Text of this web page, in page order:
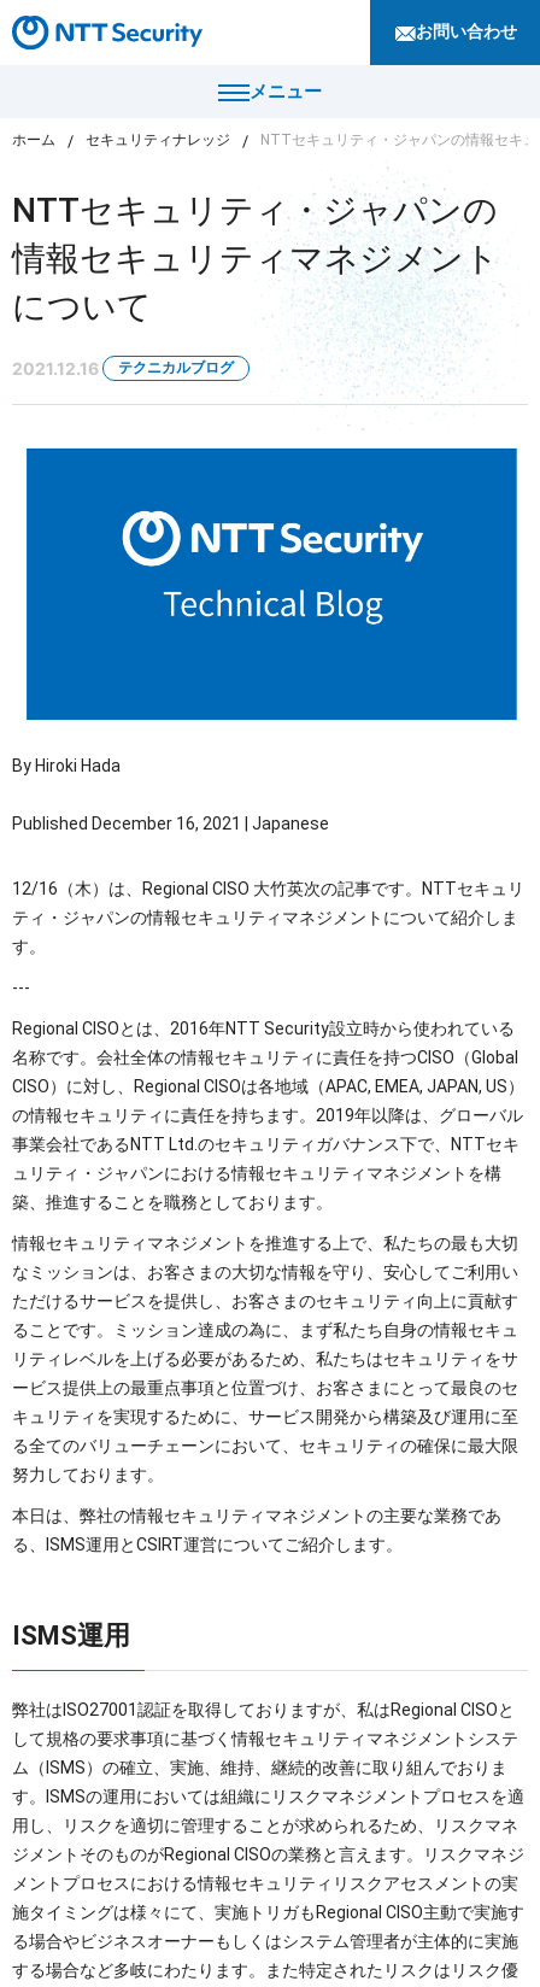
お問い合わせ
メニュー
製品・サービス
セキュリティコンサルティング・教育・相談
セキュリティ管理
OTセキュリティ
IoTプロダクトセキュリティ
導入事例
セキュリティナレッジ
ニュース
ホーム セキュリティナレッジ NTTセキュリティ・ジャパンの情報セキ
NTTセキュリティ・ジャパンの
情報セキュリティマネジメント
について
2021.12.16 テクニカルブログ
By Hiroki Hada
Published December 16, 2021 | Japanese
12/16（木）は、Regional CISO 大竹英次の記事です。NTTセキュリ
ティ・ジャパンの情報セキュリティマネジメントについて紹介しま
す。
---
Regional CISOとは、2016年NTT Security設立時から使われている
名称です。会社全体の情報セキュリティに責任を持つCISO（Global
CISO）に対し、Regional CISOは各地域（APAC, EMEA, JAPAN, US）
の情報セキュリティに責任を持ちます。2019年以降は、グローバル
事業会社であるNTT Ltd.のセキュリティガバナンス下で、NTTセキ
ュリティ・ジャパンにおける情報セキュリティマネジメントを構
築、推進することを職務としております。
情報セキュリティマネジメントを推進する上で、私たちの最も大切
なミッションは、お客さまの大切な情報を守り、安心してご利用い
ただけるサービスを提供し、お客さまのセキュリティ向上に貢献す
ることです。ミッション達成の為に、まず私たち自身の情報セキュ
リティレベルを上げる必要があるため、私たちはセキュリティをサ
ービス提供上の最重点事項と位置づけ、お客さまにとって最良のセ
キュリティを実現するために、サービス開発から構築及び運用に至
る全てのバリューチェーンにおいて、セキュリティの確保に最大限
努力しております。
本日は、弊社の情報セキュリティマネジメントの主要な業務であ
る、ISMS運用とCSIRT運営についてご紹介します。
ISMS運用
弊社はISO27001認証を取得しておりますが、私はRegional CISOと
して規格の要求事項に基づく情報セキュリティマネジメントシステ
ム（ISMS）の確立、実施、維持、継続的改善に取り組んでおりま
す。ISMSの運用においては組織にリスクマネジメントプロセスを適
用し、リスクを適切に管理することが求められるため、リスクマネ
ジメントそのものがRegional CISOの業務と言えます。リスクマネジ
メントプロセスにおける情報セキュリティリスクアセスメントの実
施タイミングは様々にて、実施トリガもRegional CISO主動で実施す
る場合やビジネスオーナーもしくはシステム管理者が主体的に実施
する場合など多岐にわたります。また特定されたリスクはリスク優